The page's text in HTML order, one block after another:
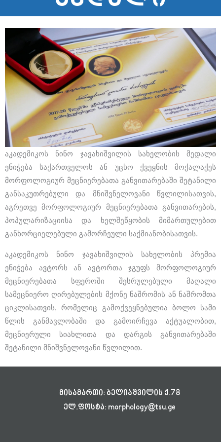
აკადემიკოს ნინო ჯავახიშვილის სახელობის მედალი
ენიჭება საქართველოს ან უცხო ქვეყნის მოქალაქეს
მორფოლოგიურ მეცნიერებათა განვითარებაში შეტანილი
განსაკუთრებული და მნიშვნელოვანი წვლილისათვის,
აგრეთვე მორფოლოგიურ მეცნიერებათა განვითარების,
პოპულარიზაციისა და ხელშეწყობის მიმართულებით
განხორციელებული გამორჩეული საქმიანობისათვის.
აკადემიკოს ნინო ჯავახიშვილის სახელობის პრემია
ენიჭება ავტორს ან ავტორთა ჯგუფს მორფოლოგიურ
მეცნიერებათა სფეროში შესრულებული მაღალი
სამეცნიერო ღირებულების მქონე ნაშრომის ან ნაშრომთა
ციკლისათვის, რომელიც გამოქვეყნებულია ბოლო სამი
წლის განმავლობაში და გამოირჩევა აქტუალობით,
მეცნიერული სიახლითა და დარგის განვითარებაში
შეტანილი მნიშვნელოვანი წვლილით.
მისამართი: ბელიაშვილის ქ.78
ელ.ფოსტა: morphology@tsu.ge